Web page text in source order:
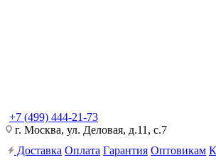
+7 (499) 444-21-73
г. Москва, ул. Деловая, д.11, с.7
Доставка Оплата Гарантия Оптовикам